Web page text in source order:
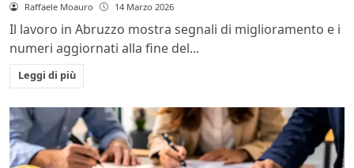
Raffaele Moauro 14 Marzo 2026
Il lavoro in Abruzzo mostra segnali di miglioramento e i
numeri aggiornati alla fine del...
Leggi di più